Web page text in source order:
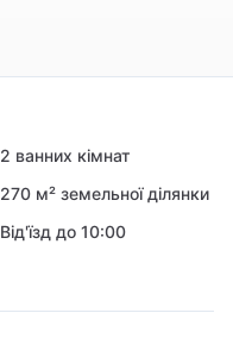
2 ванних кімнат
270 м² земельної ділянки
Від'їзд до 10:00